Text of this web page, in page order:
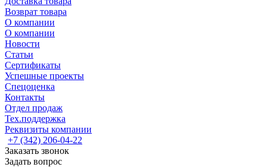
Возврат товара
О компании
О компании
Новости
Статьи
Сертификаты
Успешные проекты
Спецоценка
Контакты
Отдел продаж
Тех.поддержка
Реквизиты компании
+7 (342) 206-04-22
Заказать звонок
Задать вопрос